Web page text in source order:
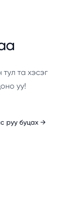
та хэсэг
уу!
руу буцах →